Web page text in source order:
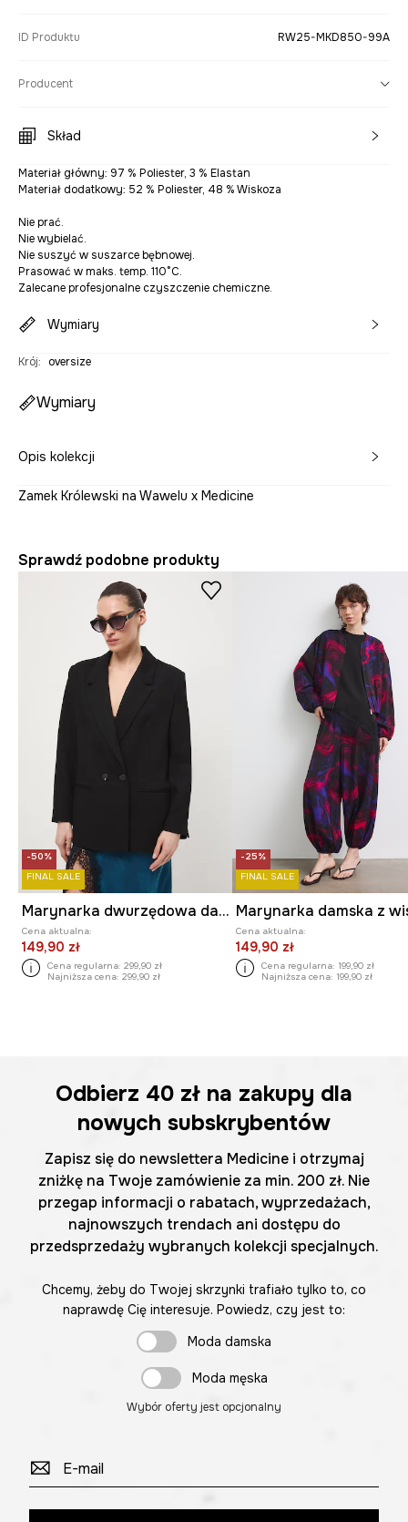
ID Produktu RW25-MKD850-99A
Producent
Skład
Materiał główny: 97 % Poliester, 3 % Elastan
Materiał dodatkowy: 52 % Poliester, 48 % Wiskoza
Nie prać.
Nie wybielać.
Nie suszyć w suszarce bębnowej.
Prasować w maks. temp. 110°C.
Zalecane profesjonalne czyszczenie chemiczne.
Wymiary
Krój: oversize
Wymiary
Opis kolekcji
Zamek Królewski na Wawelu x Medicine
Sprawdź podobne produkty
-50%
FINAL SALE
Marynarka dwurzędowa damska
Cena aktualna:
149,90 zł
Cena regularna: 299,90 zł
Najniższa cena: 299,90 zł
-25%
FINAL SALE
Cena aktualna:
149,90 zł
Cena regularna: 199,90 zł
Najniższa cena: 199,90 zł
Odbierz 40 zł na zakupy dla
nowych subskrybentów
Zapisz się do newslettera Medicine i otrzymaj
zniżkę na Twoje zamówienie za min. 200 zł. Nie
przegap informacji o rabatach, wyprzedażach,
najnowszych trendach ani dostępu do
przedsprzedaży wybranych kolekcji specjalnych.
Chcemy, żeby do Twojej skrzynki trafiało tylko to, co
naprawdę Cię interesuje. Powiedz, czy jest to:
Moda damska
Moda męska
Wybór oferty jest opcjonalny